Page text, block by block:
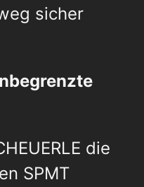
sicher
die
SPMT